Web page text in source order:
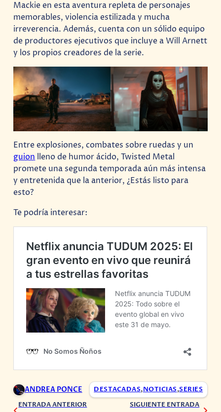
Mackie en esta aventura repleta de personajes
memorables, violencia estilizada y mucha
irreverencia. Además, cuenta con un sólido equipo
de productores ejecutivos que incluye a Will Arnett
y los propios creadores de la serie.
Entre explosiones, combates sobre ruedas y un
guion lleno de humor ácido, Twisted Metal
promete una segunda temporada aún más intensa
y entretenida que la anterior, ¿Estás listo para
esto?
Te podría interesar:
ANDREA PONCE DESTACADAS,NOTICIAS,SERIES
ENTRADA ANTERIOR
SIGUIENTE ENTRADA